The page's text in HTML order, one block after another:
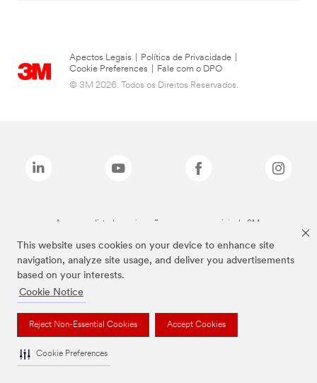
This website uses cookies on your device to enhance site
navigation, analyze site usage, and deliver you advertisements
based on your interests.
Cookie Notice
Reject Non-Essential Cookies Accept Cookies
Cookie Preferences
Apectos Legais Política de Privacidade
Cookie Preferences
Fale com o DPO
© 3M 2026. Todos os Direitos Reservados.
As marcas listadas a cima são marcas comerciais da 3M.